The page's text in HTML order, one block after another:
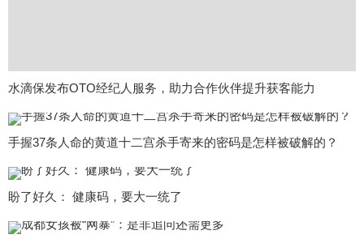
水滴保发布OTO经纪人服务，助力合作伙伴提升获客能力
手握37条人命的黄道十二宫杀手寄来的密码是怎样被破解的？
盼了好久： 健康码，要大一统了